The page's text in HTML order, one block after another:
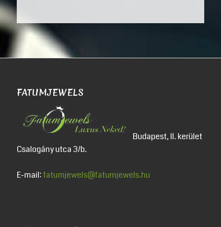
FATUMJEWELS
Budapest, II. kerület
Csalogány utca 3/b.
E-mail: fatumjewels@fatumjewels.hu